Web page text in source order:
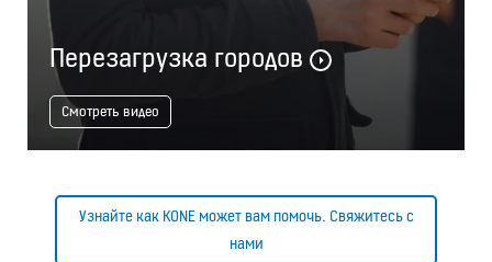
Перезагрузка городов
Смотреть видео
Узнайте как KONE может вам помочь. Свяжитесь с
нами